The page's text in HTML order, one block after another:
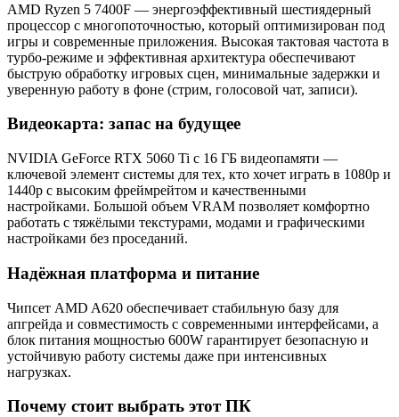
AMD Ryzen 5 7400F — энергоэффективный шестиядерный
процессор с многопоточностью, который оптимизирован под
игры и современные приложения. Высокая тактовая частота в
турбо-режиме и эффективная архитектура обеспечивают
быструю обработку игровых сцен, минимальные задержки и
уверенную работу в фоне (стрим, голосовой чат, записи).
Видеокарта: запас на будущее
NVIDIA GeForce RTX 5060 Ti с 16 ГБ видеопамяти —
ключевой элемент системы для тех, кто хочет играть в 1080p и
1440p с высоким фреймрейтом и качественными
настройками. Большой объем VRAM позволяет комфортно
работать с тяжёлыми текстурами, модами и графическими
настройками без проседаний.
Надёжная платформа и питание
Чипсет AMD A620 обеспечивает стабильную базу для
апгрейда и совместимость с современными интерфейсами, а
блок питания мощностью 600W гарантирует безопасную и
устойчивую работу системы даже при интенсивных
нагрузках.
Почему стоит выбрать этот ПК